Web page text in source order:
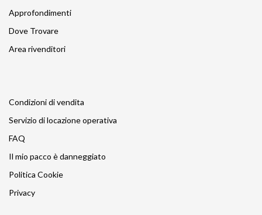
Approfondimenti
Dove Trovare
Area rivenditori
Condizioni di vendita
Servizio di locazione operativa
FAQ
Il mio pacco è danneggiato
Politica Cookie
Privacy